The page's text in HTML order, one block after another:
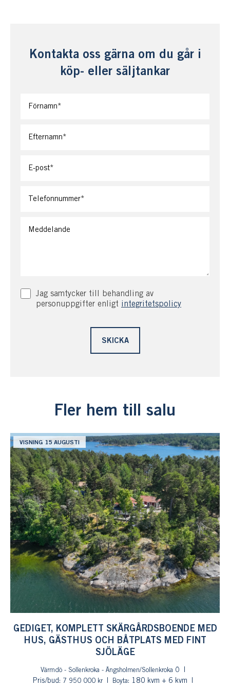
Kontakta oss gärna om du går i
köp- eller säljtankar
Jag samtycker till behandling av
personuppgifter enligt integritetspolicy
Fler hem till salu
VISNING 15 AUGUSTI
GEDIGET, KOMPLETT SKÄRGÅRDSBOENDE MED
HUS, GÄSTHUS OCH BÅTPLATS MED FINT
SJÖLÄGE
Värmdö - Sollenkroka - Ängsholmen/Sollenkroka Ö
Pris/bud: 7 950 000 kr Boyta: 180 kvm + 6 kvm